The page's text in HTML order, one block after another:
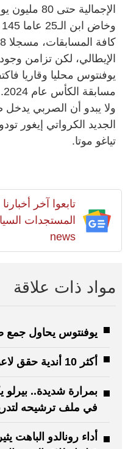
الإجمالية حتى 80 مليون يورو.
الإيطالي، لكن تزامن
يوفنتوس محليا وقاريا
مسابقة الكأس عام 2024.
ولا يبدو أن الصربي
الجديد الكرواتي إيغور
تياغو موتا.
تابعوا آخر
news
مواد ذات علاقة
يوفنتوس يحاول
أكثر 10 أندية حقق لاعبوها كأس العالم
بمرارة شديدة..
في ملف ترشيحه
أداء رونالدو الباهت